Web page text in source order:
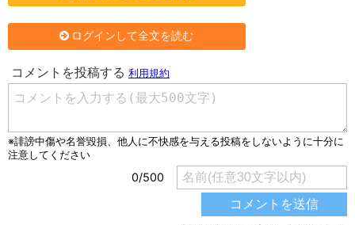
ログインして全文を読む